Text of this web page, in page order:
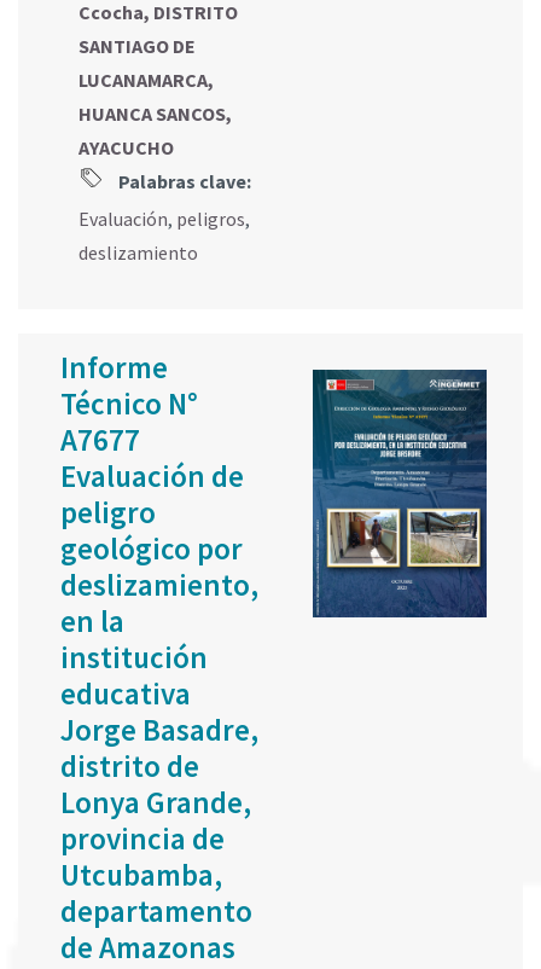
Ccocha, DISTRITO
SANTIAGO DE
LUCANAMARCA,
HUANCA SANCOS,
AYACUCHO
Palabras clave:
Evaluación, peligros,
deslizamiento
Informe
Técnico N°
A7677
Evaluación de
peligro
geológico por
deslizamiento,
en la
institución
educativa
Jorge Basadre,
distrito de
Lonya Grande,
provincia de
Utcubamba,
departamento
de Amazonas